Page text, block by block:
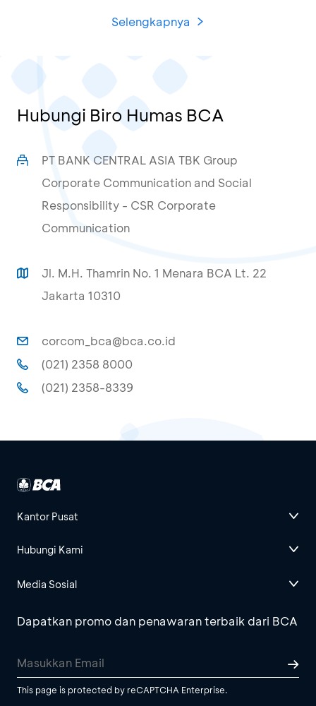
Selengkapnya
Hubungi Biro Humas BCA
PT BANK CENTRAL ASIA TBK Group
Corporate Communication and Social
Responsibility - CSR Corporate
Communication
Jl. M.H. Thamrin No. 1 Menara BCA Lt. 22
Jakarta 10310
corcom_bca@bca.co.id
(021) 2358 8000
(021) 2358-8339
Kantor Pusat
Hubungi Kami
Media Sosial
Dapatkan promo dan penawaran terbaik dari BCA
This page is protected by reCAPTCHA Enterprise.